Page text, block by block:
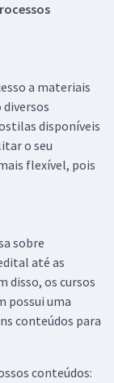
a materiais
diversos
disponíveis
o seu
flexível, pois
sobre
até as
disso, os cursos
possui uma
conteúdos para
conteúdos: